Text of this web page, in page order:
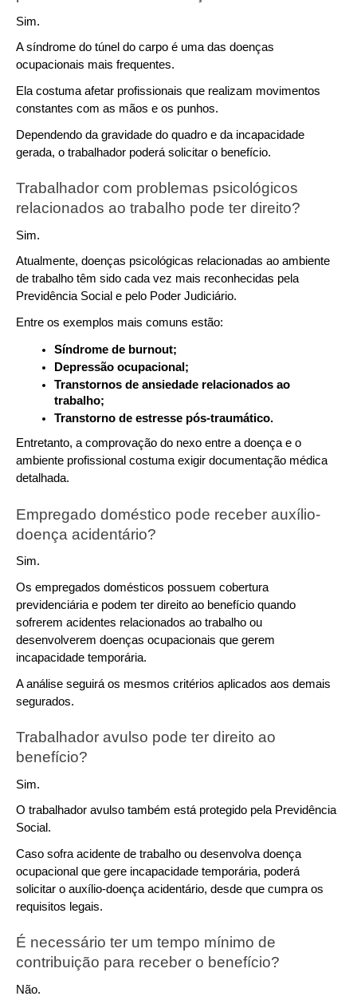
Sim.
A síndrome do túnel do carpo é uma das doenças
ocupacionais mais frequentes.
Ela costuma afetar profissionais que realizam movimentos
constantes com as mãos e os punhos.
Dependendo da gravidade do quadro e da incapacidade
gerada, o trabalhador poderá solicitar o benefício.
Trabalhador com problemas psicológicos
relacionados ao trabalho pode ter direito?
Sim.
Atualmente, doenças psicológicas relacionadas ao ambiente
de trabalho têm sido cada vez mais reconhecidas pela
Previdência Social e pelo Poder Judiciário.
Entre os exemplos mais comuns estão:
Síndrome de burnout;
Depressão ocupacional;
Transtornos de ansiedade relacionados ao
trabalho;
Transtorno de estresse pós-traumático.
Entretanto, a comprovação do nexo entre a doença e o
ambiente profissional costuma exigir documentação médica
detalhada.
Empregado doméstico pode receber auxílio-
doença acidentário?
Sim.
Os empregados domésticos possuem cobertura
previdenciária e podem ter direito ao benefício quando
sofrerem acidentes relacionados ao trabalho ou
desenvolverem doenças ocupacionais que gerem
incapacidade temporária.
A análise seguirá os mesmos critérios aplicados aos demais
segurados.
Trabalhador avulso pode ter direito ao
benefício?
Sim.
O trabalhador avulso também está protegido pela Previdência
Social.
Caso sofra acidente de trabalho ou desenvolva doença
ocupacional que gere incapacidade temporária, poderá
solicitar o auxílio-doença acidentário, desde que cumpra os
requisitos legais.
É necessário ter um tempo mínimo de
contribuição para receber o benefício?
Não.